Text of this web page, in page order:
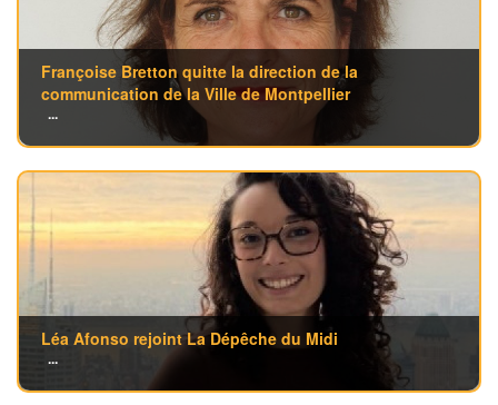
Françoise Bretton quitte la direction de la
communication de la Ville de Montpellier
...
Léa Afonso rejoint La Dépêche du Midi
...